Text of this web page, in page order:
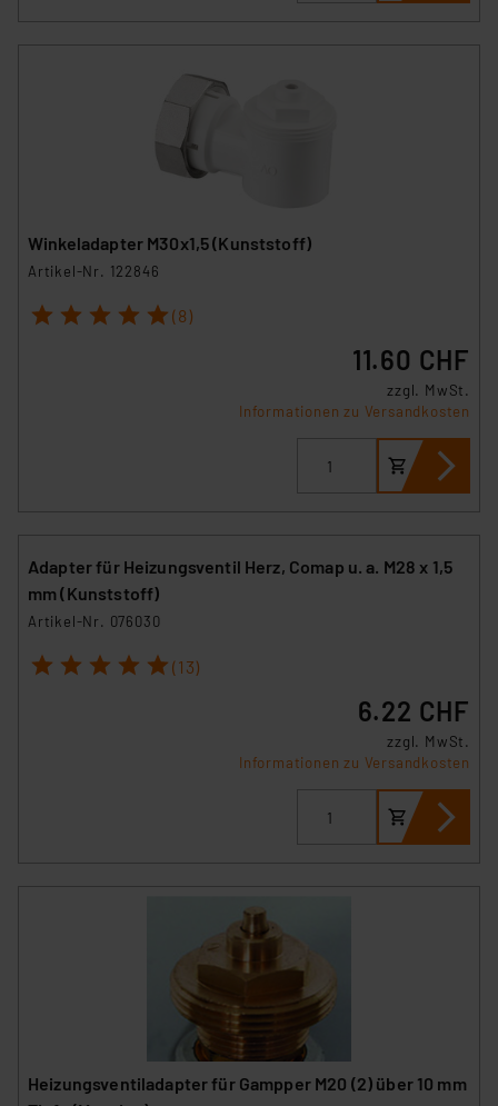
„Einige Drittanbieter verarbeiten personenbezogene
Daten in den USA. Ihre Einwilligung zur Einbindung von
Cookies dieser Drittanbieter umfasst daher ggf. auch
und zu der jeweiligen Datenübermittlung erhalten Sie in
Angemessenheitsbeschluss der EU. Dies bedeutet,
Datenschutz nach EU-Standards eingestuft wird. So
personenbezogene Daten in
Überwachungsprogrammen verarbeiten, ohne dass
hiergegen Klagemöglichkeiten für Europäer bestehen.
Unsere Kooperation mit diesen Dienstleistern stützt
Beurteilung der mit der Datenübermittlung,
insbesondere der Art der übermittelten Daten,
verbundenen Risiken.“
Winkeladapter M30x1,5 (Kunststoff)
Artikel-Nr. 122846
1 2 3 4 5 (8)
11.60 CHF
zzgl. MwSt.
Informationen zu Versandkosten
Adapter für Heizungsventil Herz, Comap u. a. M28 x 1,5
mm (Kunststoff)
Artikel-Nr. 076030
1 2 3 4 5 (13)
6.22 CHF
zzgl. MwSt.
Informationen zu Versandkosten
Heizungsventiladapter für Gampper M20 (2) über 10 mm